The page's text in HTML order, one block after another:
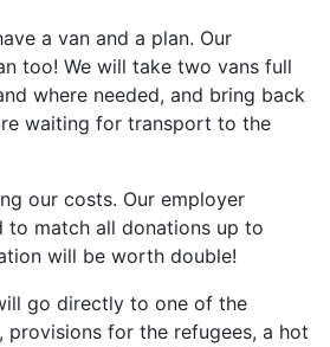
a van and a plan. Our
too! We will take two vans full
where needed, and bring back
waiting for transport to the
our costs. Our employer
to match all donations up to
will be worth double!
go directly to one of the
for the refugees, a hot